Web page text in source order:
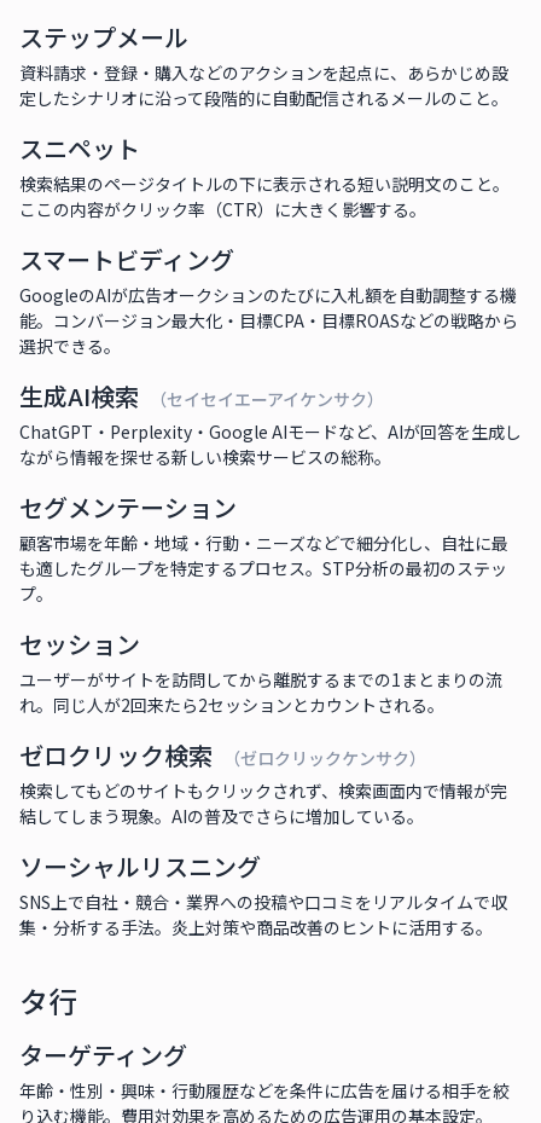
ステップメール
資料請求・登録・購入などのアクションを起点に、あらかじめ設
定したシナリオに沿って段階的に自動配信されるメールのこと。
スニペット
検索結果のページタイトルの下に表示される短い説明文のこと。
ここの内容がクリック率（CTR）に大きく影響する。
スマートビディング
GoogleのAIが広告オークションのたびに入札額を自動調整する機
能。コンバージョン最大化・目標CPA・目標ROASなどの戦略から
選択できる。
生成AI検索
（セイセイエーアイケンサク）
ChatGPT・Perplexity・Google AIモードなど、AIが回答を生成し
ながら情報を探せる新しい検索サービスの総称。
セグメンテーション
顧客市場を年齢・地域・行動・ニーズなどで細分化し、自社に最
も適したグループを特定するプロセス。STP分析の最初のステッ
プ。
セッション
ユーザーがサイトを訪問してから離脱するまでの1まとまりの流
れ。同じ人が2回来たら2セッションとカウントされる。
ゼロクリック検索
（ゼロクリックケンサク）
検索してもどのサイトもクリックされず、検索画面内で情報が完
結してしまう現象。AIの普及でさらに増加している。
ソーシャルリスニング
SNS上で自社・競合・業界への投稿や口コミをリアルタイムで収
集・分析する手法。炎上対策や商品改善のヒントに活用する。
タ行
ターゲティング
年齢・性別・興味・行動履歴などを条件に広告を届ける相手を絞
り込む機能。費用対効果を高めるための広告運用の基本設定。